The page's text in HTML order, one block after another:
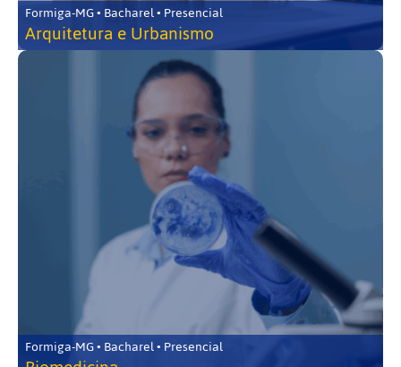
Formiga-MG • Bacharel • Presencial
Arquitetura e Urbanismo
Formiga-MG • Bacharel • Presencial